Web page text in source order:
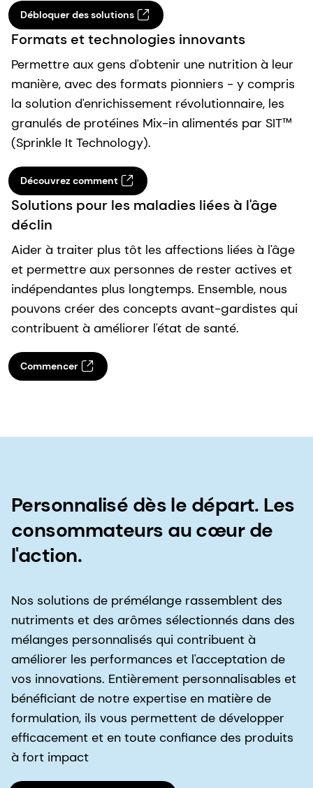
Débloquer des solutions
Formats et technologies innovants
Permettre aux gens d'obtenir une nutrition à leur
manière, avec des formats pionniers - y compris
la solution d'enrichissement révolutionnaire, les
granulés de protéines Mix-in alimentés par SIT™
(Sprinkle It Technology).
Découvrez comment
Solutions pour les maladies liées à l'âge
déclin
Aider à traiter plus tôt les affections liées à l'âge
et permettre aux personnes de rester actives et
indépendantes plus longtemps. Ensemble, nous
pouvons créer des concepts avant-gardistes qui
contribuent à améliorer l'état de santé.
Commencer
Personnalisé dès le départ. Les
consommateurs au cœur de
l'action.
Nos solutions de prémélange rassemblent des
nutriments et des arômes sélectionnés dans des
mélanges personnalisés qui contribuent à
améliorer les performances et l'acceptation de
vos innovations. Entièrement personnalisables et
bénéficiant de notre expertise en matière de
formulation, ils vous permettent de développer
efficacement et en toute confiance des produits
à fort impact